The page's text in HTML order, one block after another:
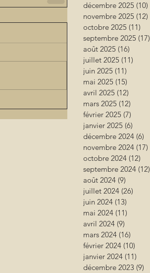
décembre 2025 (10)
novembre 2025 (12)
octobre 2025 (11)
septembre 2025 (17)
août 2025 (16)
juillet 2025 (11)
juin 2025 (11)
mai 2025 (15)
avril 2025 (12)
mars 2025 (12)
février 2025 (7)
janvier 2025 (6)
décembre 2024 (6)
novembre 2024 (17)
octobre 2024 (12)
septembre 2024 (12)
août 2024 (9)
juillet 2024 (26)
juin 2024 (13)
mai 2024 (11)
avril 2024 (9)
mars 2024 (16)
février 2024 (10)
janvier 2024 (11)
décembre 2023 (9)